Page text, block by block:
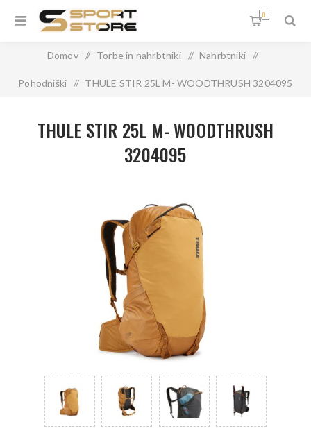
0
Domov / Torbe in nahrbtniki / Nahrbtniki /
Pohodniški / THULE STIR 25L M- WOODTHRUSH 3204095
THULE STIR 25L M- WOODTHRUSH
3204095